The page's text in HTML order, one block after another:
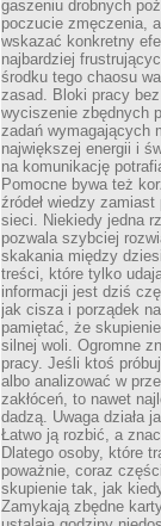
gaszeniu drobnych
poczucie zmęczenia,
wskazać konkretny
najbardziej
środku tego chaosu
zasad. Bloki pracy
wyciszenie zbędnych
zadań wymagających
największej energii i
na komunikację
Pomocne bywa też
źródeł wiedzy zamiast
sieci. Niekiedy jedna
pozwala szybciej
skakania między
treści, które tylko
informacji jest dziś
jak cisza i porządek
pamiętać, że
silnej woli. Ogromne
pracy. Jeśli ktoś
albo analizować w
zakłóceń, to nawet
dadzą. Uwaga działa
Łatwo ją rozbić, a
Dlatego osoby, które
poważnie, coraz
skupienie tak, jak
Zamykają zbędne